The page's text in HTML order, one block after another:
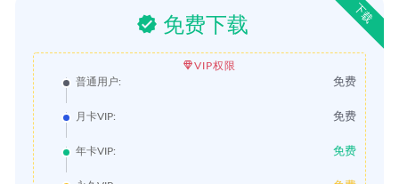
下载
免费下载
VIP权限
普通用户:
免费
月卡VIP: 免费
年卡VIP: 免费